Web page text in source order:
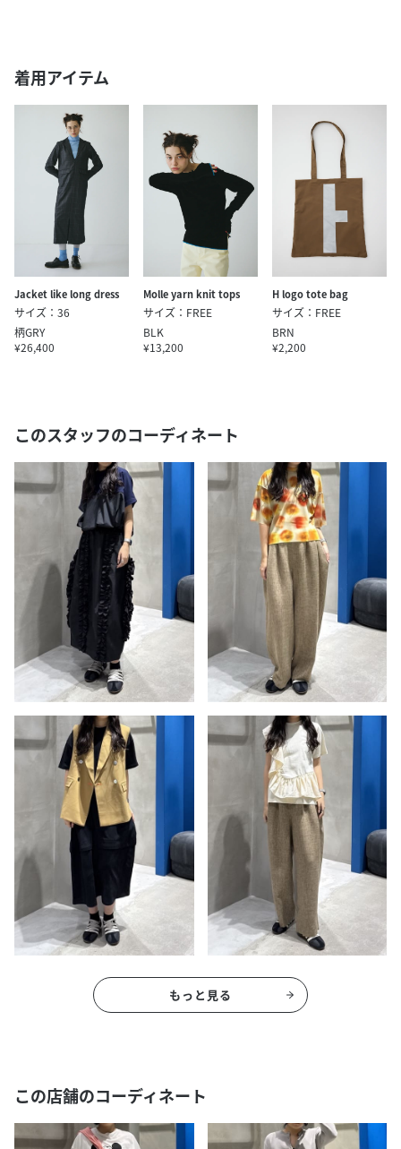
着用アイテム
Jacket like long dress
サイズ：36
柄GRY
¥26,400
Molle yarn knit tops
サイズ：FREE
BLK
¥13,200
H logo tote bag
サイズ：FREE
BRN
¥2,200
このスタッフのコーディネート
もっと見る
この店舗のコーディネート